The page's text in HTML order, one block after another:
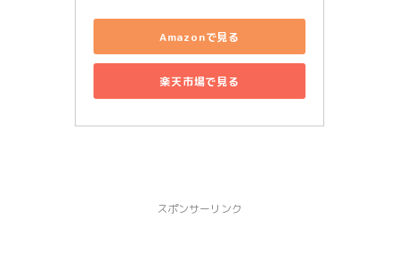
Amazonで見る
楽天市場で見る
スポンサーリンク